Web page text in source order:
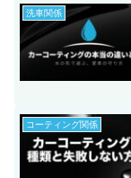
洗車関係
コーティング関係